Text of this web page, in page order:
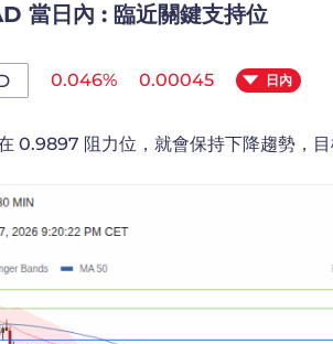
當日內 : 臨近關鍵支持位
0.046% 0.00045 日內
0.9897 阻力位，就會保持下降趨勢，